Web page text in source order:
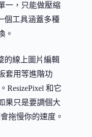
一，只能做壓縮
個工具涵蓋多種
。
的線上圖片編輯
套用等進階功
ResizePixel 和它
果只是要調個大
拖慢你的速度。